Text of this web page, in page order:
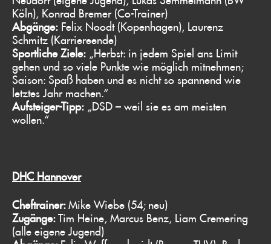
Köln), Konrad Bremer (Co-Trainer)
Abgänge: Felix Noodt (Kopenhagen), Laurenz
Schmitz (Karriereende)
Sportliche Ziele: „Herbst: in jedem Spiel ans Limit
gehen und so viele Punkte wie möglich mitnehmen;
Saison: Spaß haben und es nicht so spannend wie
letztes Jahr machen.“
Aufsteiger-Tipp: „DSD – weil sie es am meisten
wollen.“
DHC Hannover
Cheftrainer:Mike Wiebe (54; neu)
Zugänge:Tim Heine, Marcus Benz, Liam Cremering
(alle eigene Jugend)